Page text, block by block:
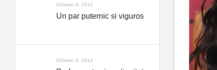
October 8, 2012
Un par puternic si viguros
October 8, 2012